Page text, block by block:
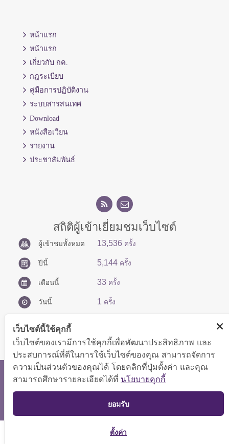
หน้าแรก
หน้าแรก
เกี่ยวกับ กค.
กฎระเบียบ
คู่มือการปฏิบัติงาน
ระบบสารสนเทศ
Download
หนังสือเวียน
รายงาน
ประชาสัมพันธ์
สถิติผู้เข้าเยี่ยมชมเว็บไซต์
ผู้เข้าชมทั้งหมด 13,536 ครั้ง
ปีนี้ 5,144 ครั้ง
เดือนนี้ 33 ครั้ง
วันนี้ 1 ครั้ง
สงวนลิขสิทธิ์ © 2566 กองบริหารการคลัง
แสดงผลได้ดีที่ขนาดหน้าจอ 1024x768 pixel
แผนผังเว็บไซต์
TOP
เว็บไซต์นี้ใช้คุกกี้
เว็บไซต์ของเรามีการใช้คุกกี้เพื่อพัฒนาประสิทธิภาพ และ
ประสบการณ์ที่ดีในการใช้เว็บไซต์ของคุณ สามารถจัดการ
ความเป็นส่วนตัวของคุณได้ โดยคลิกที่ปุ่มตั้งค่า และคุณ
สามารถศึกษารายละเอียดได้ที่ นโยบายคุกกี้
ยอมรับ
ตั้งค่า